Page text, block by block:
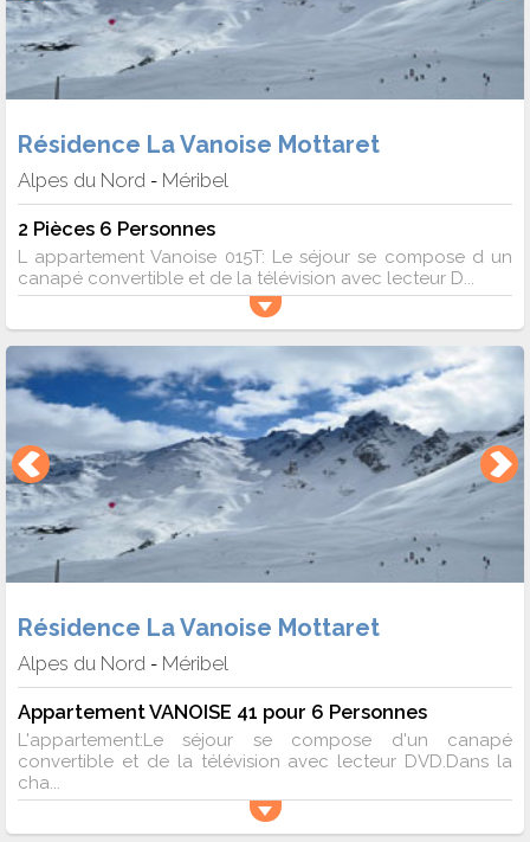
Résidence La Vanoise Mottaret
Alpes du Nord - Méribel
2 Pièces 6 Personnes
L appartement Vanoise 015T: Le séjour se compose d un
canapé convertible et de la télévision avec lecteur D...
Résidence La Vanoise Mottaret
Alpes du Nord - Méribel
Appartement VANOISE 41 pour 6 Personnes
L'appartement:Le séjour se compose d'un canapé
convertible et de la télévision avec lecteur DVD.Dans la
cha...